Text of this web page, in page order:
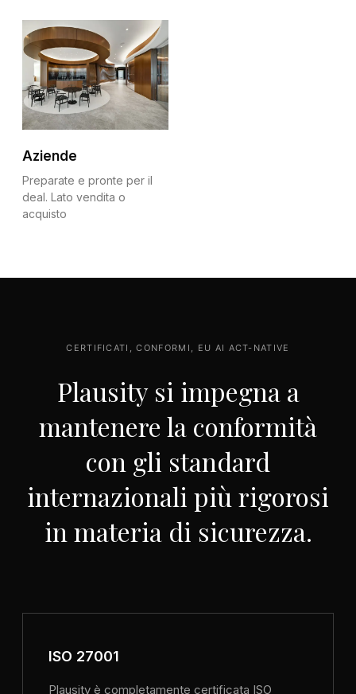
Aziende
Preparate e pronte per il
deal. Lato vendita o
acquisto
CERTIFICATI, CONFORMI, EU AI ACT-NATIVE
Plausity si impegna a
mantenere la conformità
con gli standard
internazionali più rigorosi
in materia di sicurezza.
ISO 27001
Plausity è completamente certificata ISO